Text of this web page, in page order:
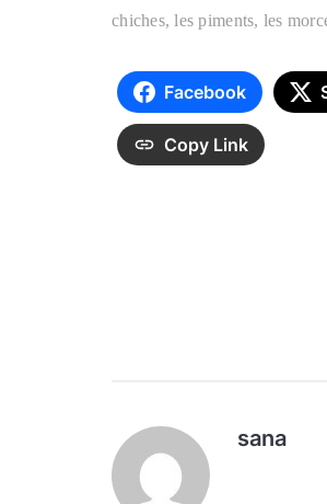
chiches, les piments, les
Facebook
Copy Link
sana